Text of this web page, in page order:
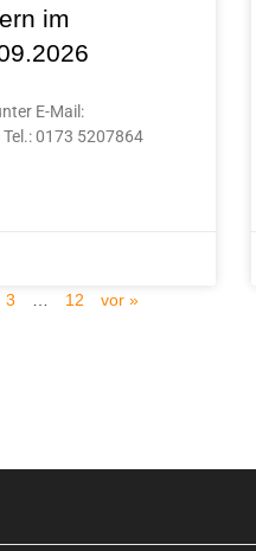
im
E-Mail:
0173 5207864
3 12 vor »